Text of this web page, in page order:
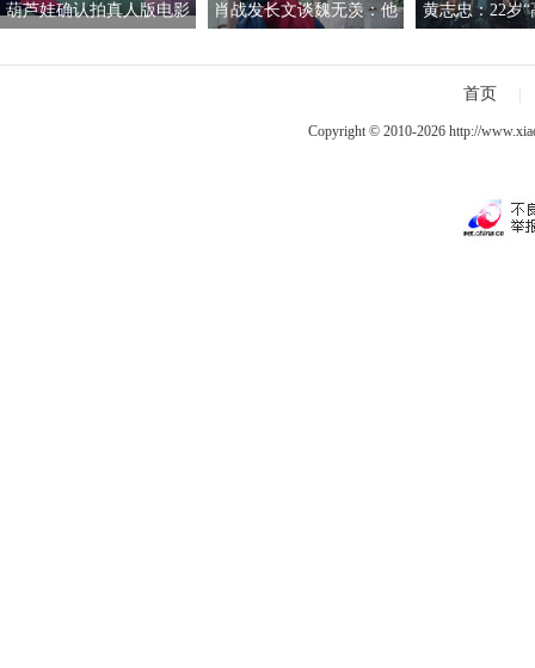
葫芦娃确认拍真人版电影
肖战发长文谈魏无羡：他
黄志忠：22岁“
首页
Copyright © 2010-2026 http://